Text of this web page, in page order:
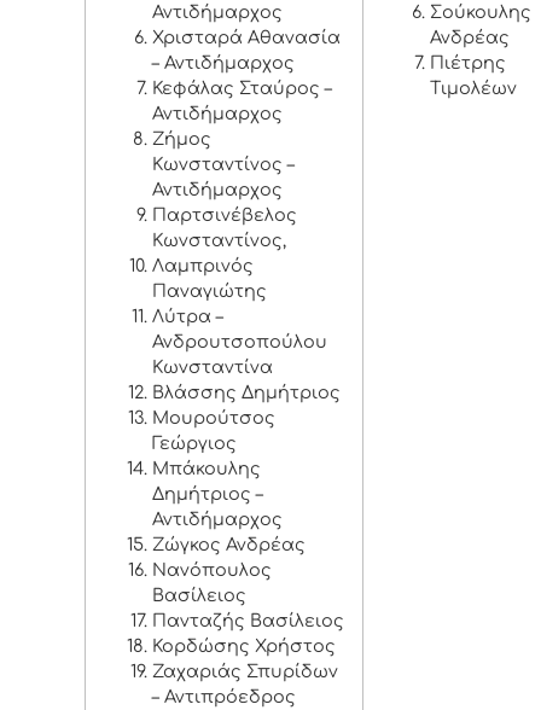
Αντιδήμαρχος
Χρισταρά Αθανασία
– Αντιδήμαρχος
Κεφάλας Σταύρος –
Αντιδήμαρχος
Ζήμος
Κωνσταντίνος –
Αντιδήμαρχος
Παρτσινέβελος
Κωνσταντίνος,
Λαμπρινός
Παναγιώτης
Λύτρα –
Ανδρουτσοπούλου
Κωνσταντίνα
Βλάσσης Δημήτριος
Μουρούτσος
Γεώργιος
Μπάκουλης
Δημήτριος –
Αντιδήμαρχος
Ζώγκος Ανδρέας
Νανόπουλος
Βασίλειος
Πανταζής Βασίλειος
Κορδώσης Χρήστος
Ζαχαριάς Σπυρίδων
– Αντιπρόεδρος
Σούκουλης
Ανδρέας
Πιέτρης
Τιμολέων